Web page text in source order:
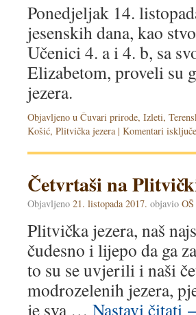
Ponedjeljak 14.
jesenskih dana, kao
Učenici 4. a i 4. b, sa
Elizabetom, proveli su
jezera.
Objavljeno u Čuvari prirode, Izleti,
Košić, Plitvička jezera | Komentari
Četvrtaši na
Objavljeno 21. listopada 2017. objavio
Plitvička jezera, naš
čudesno i lijepo da ga
to su se uvjerili i naši
modrozelenih jezera,
je sva … Nastavi čitati